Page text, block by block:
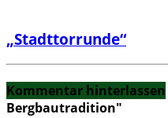
„Stadttorrunde“
Kommentar hinterlassen
Bergbautradition"